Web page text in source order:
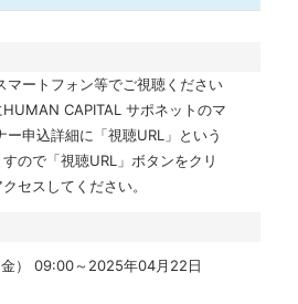
マートフォン等でご視聴ください
HUMAN CAPITAL サポネットのマ
ー申込詳細に「視聴URL」という
ので「視聴URL」ボタンをクリ
セスしてください。
） 09:00～2025年04月22日